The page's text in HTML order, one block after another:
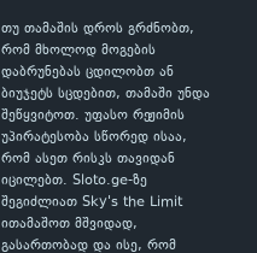
თუ თამაშის დროს გრძნობთ,
რომ მხოლოდ მოგების
დაბრუნებას ცდილობთ ან
ბიუჯეტს სცდებით, თამაში უნდა
შეწყვიტოთ. უფასო რეჟიმის
უპირატესობა სწორედ ისაა,
რომ ასეთ რისკს თავიდან
იცილებთ. Sloto.ge-ზე
შეგიძლიათ Sky's the Limit
ითამაშოთ მშვიდად,
გასართობად და ისე, რომ